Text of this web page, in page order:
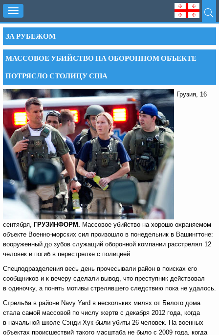
Toggle
navigation
ЗА РУБЕЖОМ
МАССОВОЕ УБИЙСТВО НА ОБОРОННОМ ОБЪЕКТЕ
ПОТРЯСЛО СТОЛИЦУ США
Грузия, 16
сентября, ГРУЗИНФОРМ. Массовое убийство на хорошо охраняемом
объекте Военно-морских сил произошло в понедельник в Вашингтоне:
вооруженный до зубов служащий оборонной компании расстрелял 12
человек и погиб в перестрелке с полицией
Спецподразделения весь день прочесывали район в поисках его
сообщников и к вечеру сделали вывод, что преступник действовал
в одиночку, а понять мотивы стрелявшего следствию пока не удалось.
Стрельба в районе Navy Yard в нескольких милях от Белого дома
стала самой массовой по числу жертв с декабря 2012 года, когда
в начальной школе Сэнди Хук были убиты 26 человек. На военных
объектах происшествий такого масштаба не было с 2009 года, когда